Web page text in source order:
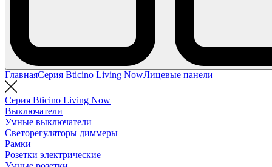
ГлавнаяСерия Bticino Living NowЛицевые панели
Серия Bticino Living Now
Выключатели
Умные выключатели
Светорегуляторы диммеры
Рамки
Розетки электрические